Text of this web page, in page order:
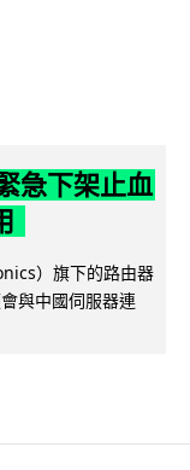
急下架止血
）旗下的路由器
與中國伺服器連